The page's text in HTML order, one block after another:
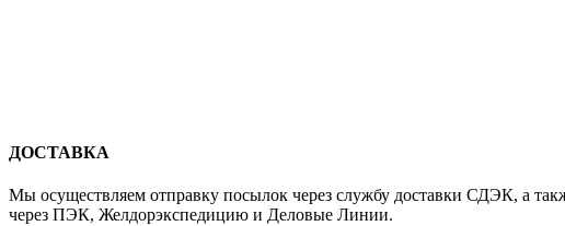
ДОСТАВКА
Мы осуществляем отправку посылок через службу доставки СДЭК, а
через ПЭК, Желдорэкспедицию и Деловые Линии.